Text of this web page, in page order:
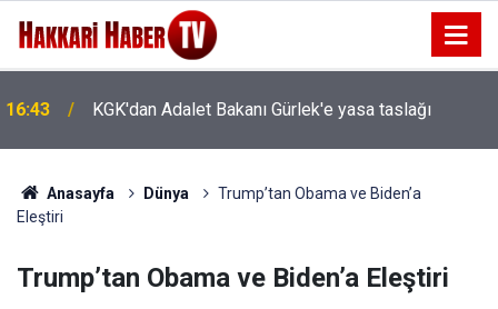
16:43 KGK'dan Adalet Bakanı Gürlek'e yasa taslağı
Anasayfa Dünya
Trump’tan Obama ve Biden’a
Eleştiri
Trump’tan Obama ve Biden’a Eleştiri